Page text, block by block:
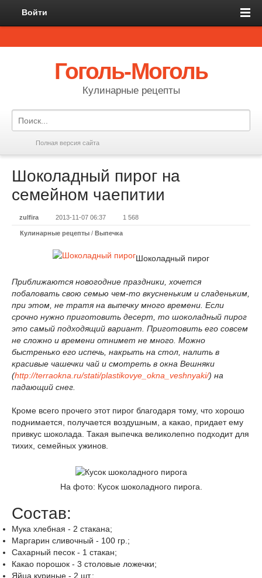
Войти
Гоголь-Моголь
Кулинарные рецепты
Полная версия сайта
Шоколадный пирог на
семейном чаепитии
zulfira 2013-11-07 06:37 1 568
Кулинарные рецепты / Выпечка
Шоколадный пирог
Приближаются новогодние праздники, хочется
побаловать свою семью чем-то вкусненьким и сладеньким,
при этом, не тратя на выпечку много времени. Если
срочно нужно приготовить десерт, то шоколадный пирог
это самый подходящий вариант. Приготовить его совсем
не сложно и времени отнимет не много. Можно
быстренько его испечь, накрыть на стол, налить в
красивые чашечки чай и смотреть в окна Вешняки
(http://terraokna.ru/stati/plastikovye_okna_veshnyaki/) на
падающий снег.
Кроме всего прочего этот пирог благодаря тому, что хорошо
поднимается, получается воздушным, а какао, придает ему
привкус шоколада. Такая выпечка великолепно подходит для
тихих, семейных ужинов.
На фото: Кусок шоколадного пирога.
Состав:
Мука хлебная - 2 стакана;
Маргарин сливочный - 100 гр. ;
Сахарный песок - 1 стакан;
Какао порошок - 3 столовые ложечки;
Яйца куриные - 2 шт.;